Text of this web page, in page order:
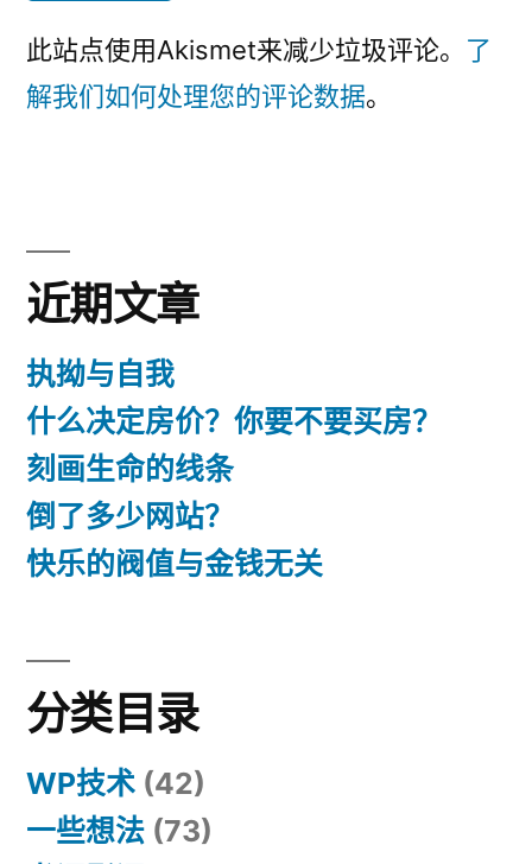
此站点使用Akismet来减少垃圾评论。 了
解我们如何处理您的评论数据。
近期文章
执拗与自我
什么决定房价？你要不要买房？
刻画生命的线条
倒了多少网站？
快乐的阀值与金钱无关
分类目录
WP技术 (42)
一些想法 (73)